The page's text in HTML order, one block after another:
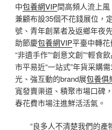
中包養網VIP間高頻人流上
兼顧布設35個不花錢展位，
號、青年創業者及返鄉年夜
助節慶包養網VIP平臺中轉花
“非遺手作”“創意文創”“輕食
市平易近“一站式”年貨采購
光、強互動的brand展包養俱
寬發賣渠道、積聚市場口碑
春花費市場注進鮮活活氣。
“良多人不清楚我們的產